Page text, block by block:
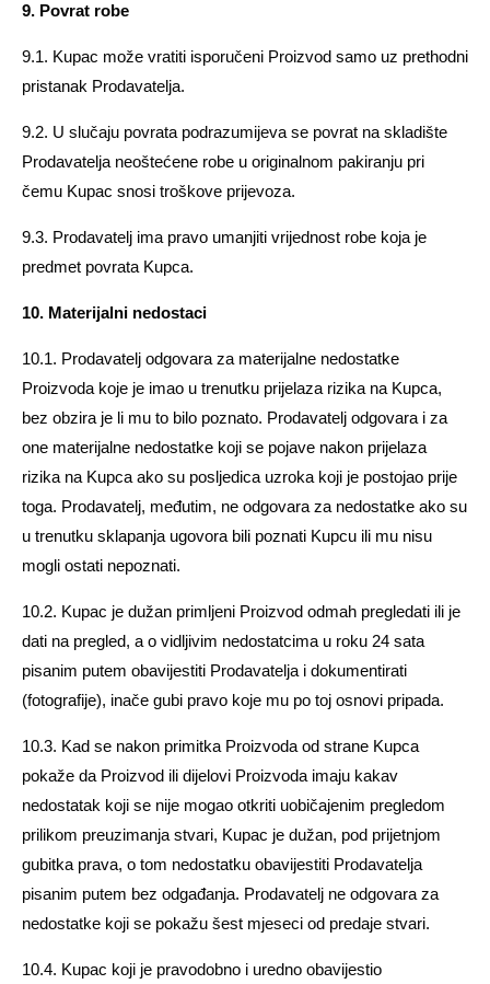
9. Povrat robe
9.1. Kupac može vratiti isporučeni Proizvod samo uz prethodni
pristanak Prodavatelja.
9.2. U slučaju povrata podrazumijeva se povrat na skladište
Prodavatelja neoštećene robe u originalnom pakiranju pri
čemu Kupac snosi troškove prijevoza.
9.3. Prodavatelj ima pravo umanjiti vrijednost robe koja je
predmet povrata Kupca.
10. Materijalni nedostaci
10.1. Prodavatelj odgovara za materijalne nedostatke
Proizvoda koje je imao u trenutku prijelaza rizika na Kupca,
bez obzira je li mu to bilo poznato. Prodavatelj odgovara i za
one materijalne nedostatke koji se pojave nakon prijelaza
rizika na Kupca ako su posljedica uzroka koji je postojao prije
toga. Prodavatelj, međutim, ne odgovara za nedostatke ako su
u trenutku sklapanja ugovora bili poznati Kupcu ili mu nisu
mogli ostati nepoznati.
10.2. Kupac je dužan primljeni Proizvod odmah pregledati ili je
dati na pregled, a o vidljivim nedostatcima u roku 24 sata
pisanim putem obavijestiti Prodavatelja i dokumentirati
(fotografije), inače gubi pravo koje mu po toj osnovi pripada.
10.3. Kad se nakon primitka Proizvoda od strane Kupca
pokaže da Proizvod ili dijelovi Proizvoda imaju kakav
nedostatak koji se nije mogao otkriti uobičajenim pregledom
prilikom preuzimanja stvari, Kupac je dužan, pod prijetnjom
gubitka prava, o tom nedostatku obavijestiti Prodavatelja
pisanim putem bez odgađanja. Prodavatelj ne odgovara za
nedostatke koji se pokažu šest mjeseci od predaje stvari.
10.4. Kupac koji je pravodobno i uredno obavijestio